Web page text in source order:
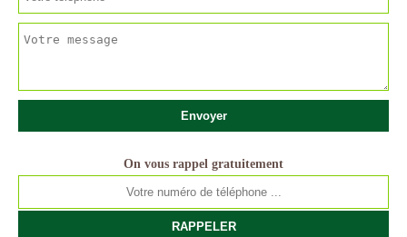
On vous rappel gratuitement